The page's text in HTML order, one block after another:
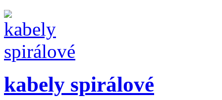
kabely spirálové